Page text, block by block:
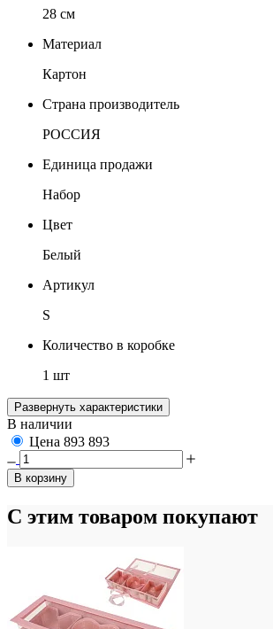
28 см
Материал
Картон
Страна производитель
РОССИЯ
Единица продажи
Набор
Цвет
Белый
Артикул
S
Количество в коробке
1 шт
Развернуть характеристики
В наличии
Цена 893 893
В корзину
С этим товаром покупают